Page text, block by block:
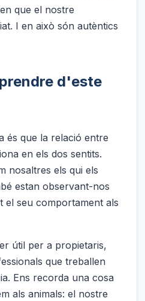
que el nostre
I en això són autèntics
d'este
és que la relació entre
en els dos sentits.
nosaltres els qui els
estan observant-nos
el seu comportament als
útil per a propietaris,
que treballen
Ens recorda una cosa
als animals: el nostre